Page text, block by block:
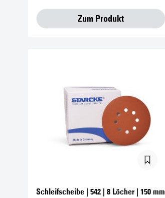
Zum Produkt
Schleifscheibe | 542 | 8 Löcher | 150 mm